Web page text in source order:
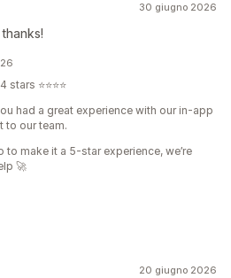
30 giugno 2026
⭐⭐⭐⭐
had a great experience with our in‑app
to our team.
to make it a 5‑star experience, we’re
🚀
20 giugno 2026